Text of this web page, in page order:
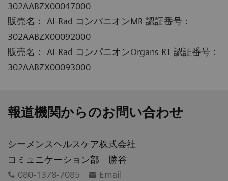
302AABZX00047000
販売名： AI-Rad コンパニオンMR 認証番号：
302AABZX00092000
販売名： AI-Rad コンパニオンOrgans RT 認証番号：
302AABZX00093000
報道機関からのお問い合わせ
シーメンスヘルスケア株式会社
コミュニケーション部 勝谷
080-1378-7085
Email